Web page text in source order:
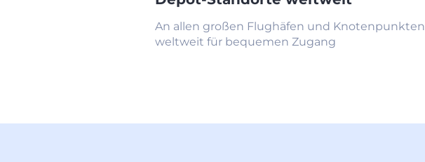
An allen großen Flughäfen und Knotenpunkten
weltweit für bequemen Zugang